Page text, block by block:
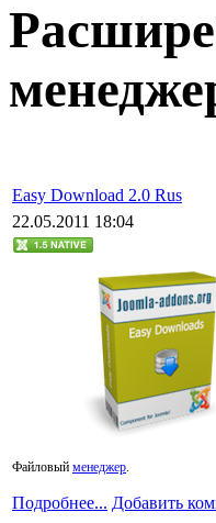
Easy Download 2.0 Rus
22.05.2011 18:04
Файловый менеджер
Подробнее... Добавить